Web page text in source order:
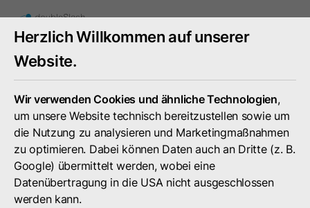
Herzlich Willkommen auf unserer
Website.
Wir verwenden Cookies und ähnliche Technologien,
um unsere Website technisch bereitzustellen sowie um
die Nutzung zu analysieren und Marketingmaßnahmen
zu optimieren. Dabei können Daten auch an Dritte (z. B.
Google) übermittelt werden, wobei eine
Datenübertragung in die USA nicht ausgeschlossen
werden kann.